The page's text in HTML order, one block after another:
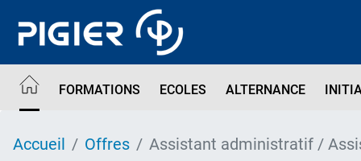
contenu
FORMATIONS ECOLES ALTERNANCE
Accueil Offres Assistant administratif /